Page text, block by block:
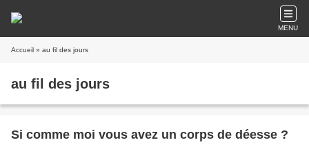
MENU
Accueil » au fil des jours
au fil des jours
Si comme moi vous avez un corps de déesse ?